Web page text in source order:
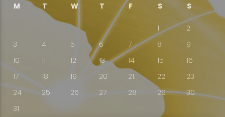
M T W T F S S
1
2
3
4 5 6 7 8
9
10
11 12 13 14 15
16
17
18 19 20 21 22
23
24
25 26 27 28 29
30
31